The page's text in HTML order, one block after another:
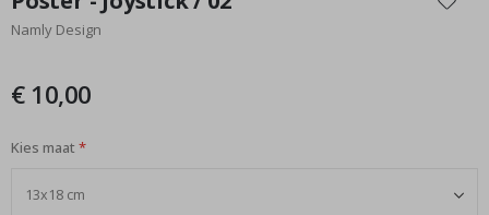
het
begin
afbeeldingen-
Namly Design
€ 10,00
Kies maat